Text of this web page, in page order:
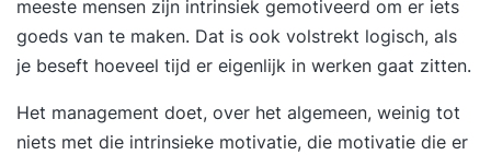
druk van deadlines en in de waan van de dag
nieuwe ideeën, verfrissende invalshoeken en
verrassende oplossingen voor jouw
vraagstukken? En hoe verzin je iets compleet
nieuws wat nog niemand heeft bedacht? We
meeste mensen zijn intrinsiek gemotiveerd om er iets
goeds van te maken. Dat is ook volstrekt logisch, als
je beseft hoeveel tijd er eigenlijk in werken gaat zitten.
Het management doet, over het algemeen, weinig tot
niets met die intrinsieke motivatie, die motivatie die er